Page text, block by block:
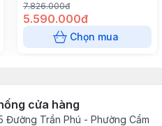
7.826.000đ
5.590.000đ
Chọn mua
cửa hàng
Đường Trần Phú - Phường Cẩm